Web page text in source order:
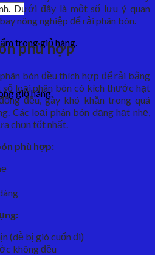
trong giỏ hàng.
giỏ hàng.
Dưới đây là một số lưu ý quan
nông nghiệp để rải phân bón.
phù hợp
bón đều thích hợp để rải bằng
loại phân bón có kích thước hạt
đều, gây khó khăn trong quá
Các loại phân bón dạng hạt nhẹ,
chọn tốt nhất.
phù hợp:
(dễ bị gió cuốn đi)
không đều